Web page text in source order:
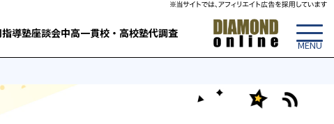
導塾座談会中高一貫校・高校塾代調査